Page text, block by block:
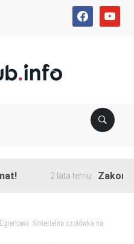
facebookyoutube
2 lata temu Zakończono
Egiertowo. Śmiertelna czołówka na